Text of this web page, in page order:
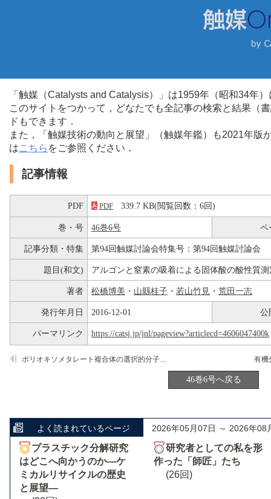
「触媒（Catalysts and Catalysis）」は1959年（昭和34年
このサイトをつかって，どなたでも全記事の検索と結果（
ドもできます．
また，「触媒技術の動向と展望」（触媒年鑑）も2021年
はこちら をご参照ください．
記事情報
PDF PDF 339.7 KB(閲覧回数：6回)
巻・号 46巻6号 ペ
記事分類・特集 第94回触媒討論会特集号：第94回触媒討論会
題目(和文) アルゴンと窒素の吸着による固体酸の酸性質測
著者 松橋博美 ・ 山縣桂子 ・ 若山竹見 ・ 荒田一志
発行年月日 2016-12-01 公
パーマリンク https://catsj.jp/jnl/pageview?articlecd=4606047400k
ポリオキソメタレート複合体の選択的分子収着特性とその応用
46巻6号へ戻る
よく読まれているページ 2026年05月07日 ～ 2026年08
プラスチック分解研究
はどこへ向かうのか―ケ
ミカルリサイクルの歴史
と展望―
研究者としての私を形
作った「師匠」たち
(26回)